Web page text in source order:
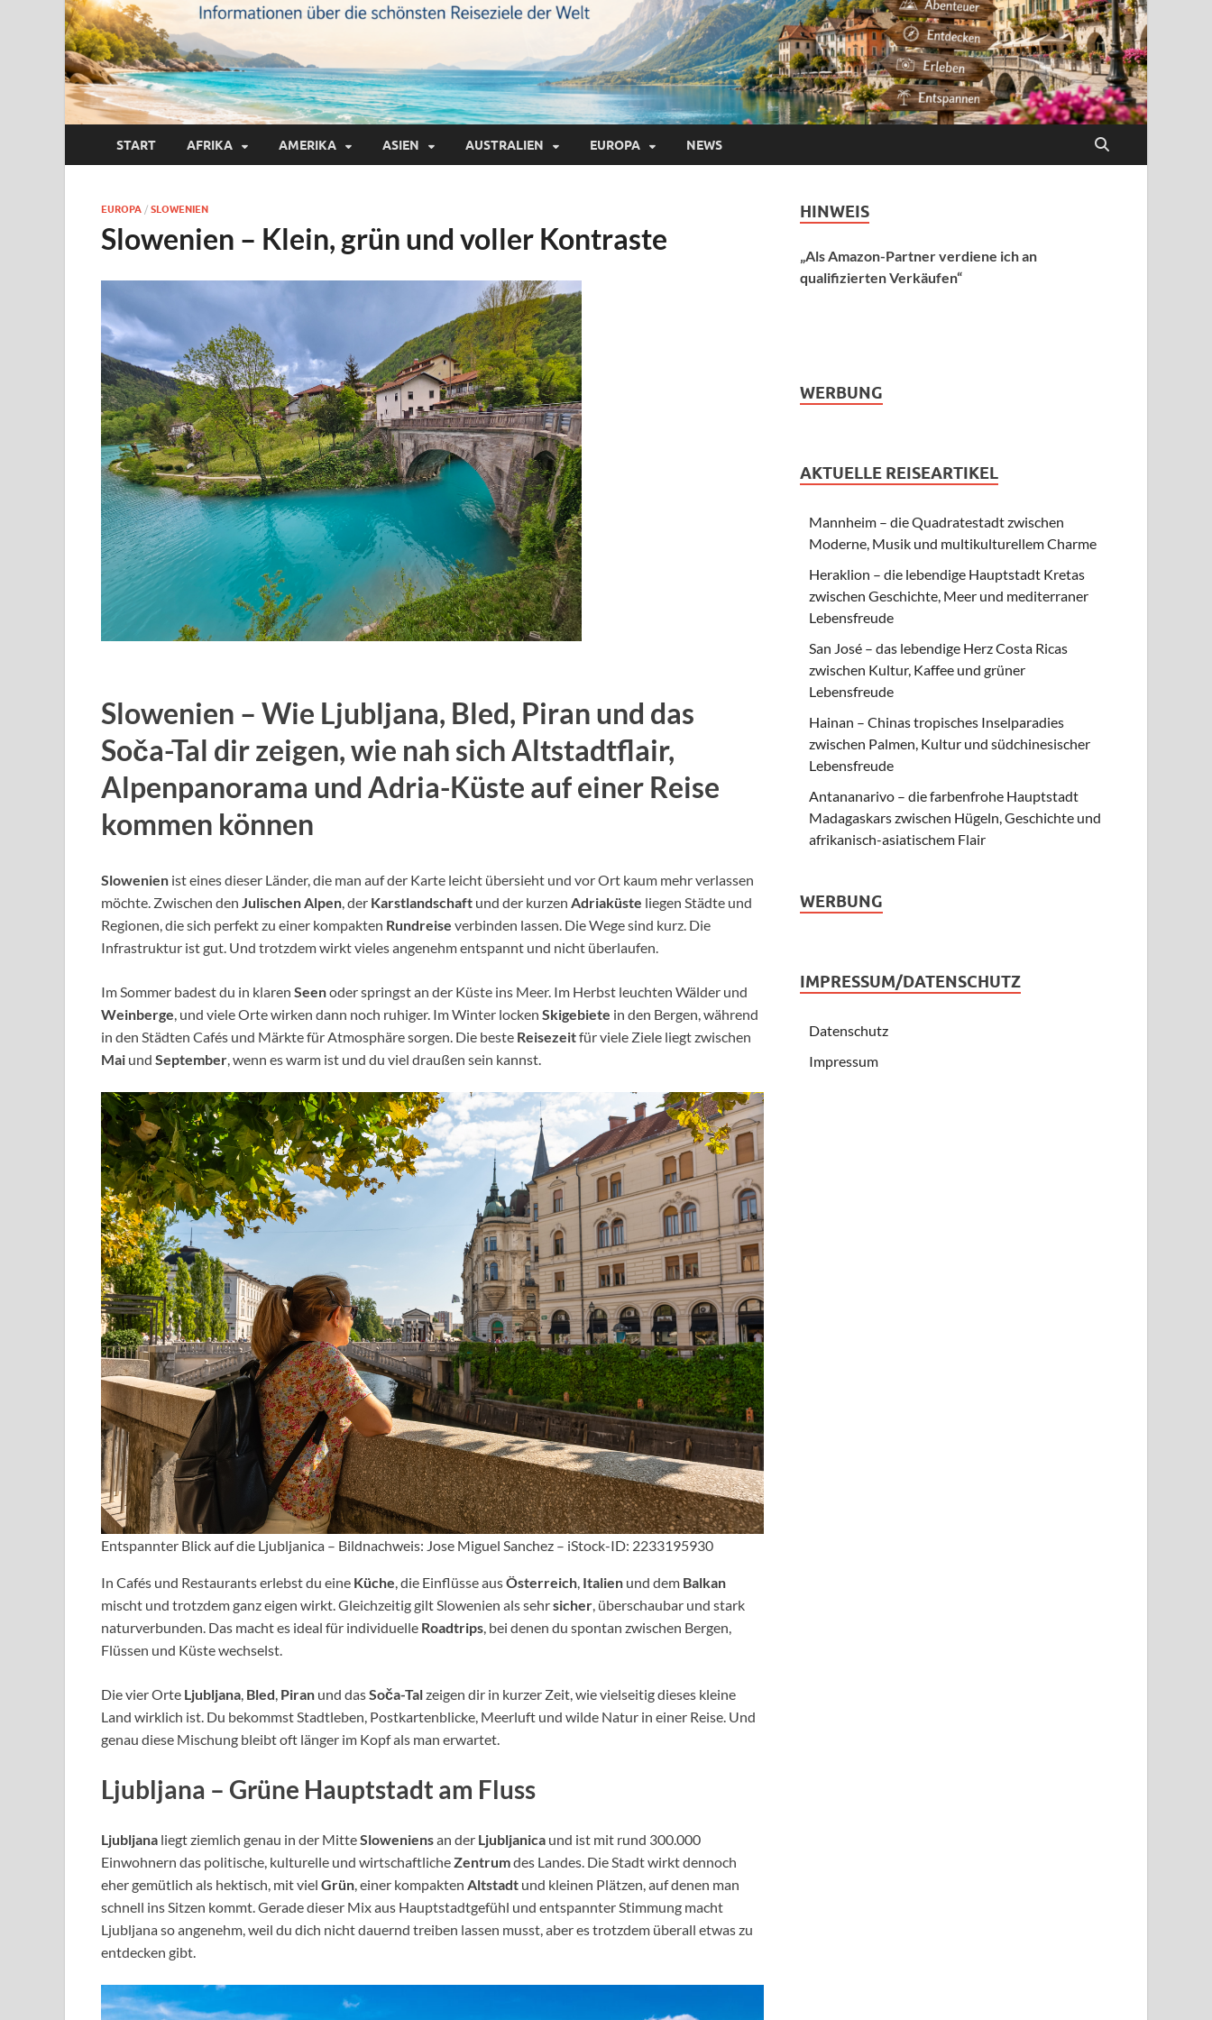
START AFRIKA AMERIKA ASIEN AUSTRALIEN EUROPA NEWS
EUROPA / SLOWENIEN
Slowenien – Klein, grün und voller Kontraste
Slowenien – Wie Ljubljana, Bled, Piran und das
Soča-Tal dir zeigen, wie nah sich Altstadtflair,
Alpenpanorama und Adria-Küste auf einer Reise
kommen können
Slowenien ist eines dieser Länder, die man auf der Karte leicht übersieht und vor Ort kaum mehr verlassen
möchte. Zwischen den Julischen Alpen , der Karstlandschaft und der kurzen Adriaküste liegen Städte und
Regionen, die sich perfekt zu einer kompakten Rundreise verbinden lassen. Die Wege sind kurz. Die
Infrastruktur ist gut. Und trotzdem wirkt vieles angenehm entspannt und nicht überlaufen.
Im Sommer badest du in klaren Seenoder springst an der Küste ins Meer. Im Herbst leuchten Wälder und
Weinberge , und viele Orte wirken dann noch ruhiger. Im Winter locken Skigebiete in den Bergen, während
in den Städten Cafés und Märkte für Atmosphäre sorgen. Die beste Reisezeitfür viele Ziele liegt zwischen
Mai und September , wenn es warm ist und du viel draußen sein kannst.
Entspannter Blick auf die Ljubljanica – Bildnachweis: Jose Miguel Sanchez – iStock-ID: 2233195930
In Cafés und Restaurants erlebst du eine Küche , die Einflüsse ausÖsterreich Italien und dem Balkan
mischt und trotzdem ganz eigen wirkt. Gleichzeitig gilt Slowenien als sehrsicher , überschaubar und stark
naturverbunden. Das macht es ideal für individuelle Roadtrips , bei denen du spontan zwischen Bergen,
Flüssen und Küste wechselst.
Die vier Orte Ljubljana Bled Piran und dasSoča-Talzeigen dir in kurzer Zeit, wie vielseitig dieses kleine
Land wirklich ist. Du bekommst Stadtleben, Postkartenblicke, Meerluft und wilde Natur in einer Reise. Und
genau diese Mischung bleibt oft länger im Kopf als man erwartet.
Ljubljana – Grüne Hauptstadt am Fluss
Ljubljana liegt ziemlich genau in der MitteSloweniensan der Ljubljanica und ist mit rund 300.000
Einwohnern das politische, kulturelle und wirtschaftlicheZentrumdes Landes. Die Stadt wirkt dennoch
eher gemütlich als hektisch, mit viel Grün, einer kompakten Altstadt und kleinen Plätzen, auf denen man
schnell ins Sitzen kommt. Gerade dieser Mix aus Hauptstadtgefühl und entspannter Stimmung macht
Ljubljana so angenehm, weil du dich nicht dauernd treiben lassen musst, aber es trotzdem überall etwas zu
entdecken gibt.
HINWEIS
„Als Amazon-Partner verdiene ich an
qualifizierten Verkäufen“
WERBUNG
AKTUELLE REISEARTIKEL
Mannheim – die Quadratestadt zwischen
Moderne, Musik und multikulturellem Charme
Heraklion – die lebendige Hauptstadt Kretas
zwischen Geschichte, Meer und mediterraner
Lebensfreude
San José – das lebendige Herz Costa Ricas
zwischen Kultur, Kaffee und grüner
Lebensfreude
Hainan – Chinas tropisches Inselparadies
zwischen Palmen, Kultur und südchinesischer
Lebensfreude
Antananarivo – die farbenfrohe Hauptstadt
Madagaskars zwischen Hügeln, Geschichte und
afrikanisch-asiatischem Flair
WERBUNG
IMPRESSUM/DATENSCHUTZ
Datenschutz
Impressum